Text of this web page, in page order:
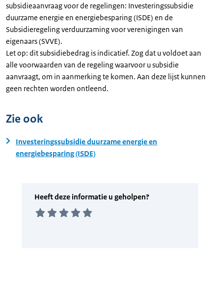
subsidieaanvraag voor de regelingen: Investeringssubsidie
duurzame energie en energiebesparing (ISDE) en de
Subsidieregeling verduurzaming voor verenigingen van
eigenaars (SVVE).
Let op: dit subsidiebedrag is indicatief. Zog dat u voldoet aan
alle voorwaarden van de regeling waarvoor u subsidie
aanvraagt, om in aanmerking te komen. Aan deze lijst kunnen
geen rechten worden ontleend.
Zie ook
Investeringssubsidie duurzame energie en
energiebesparing (ISDE)